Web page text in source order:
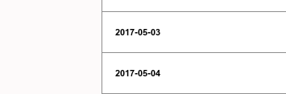
2017-05-03
2017-05-04